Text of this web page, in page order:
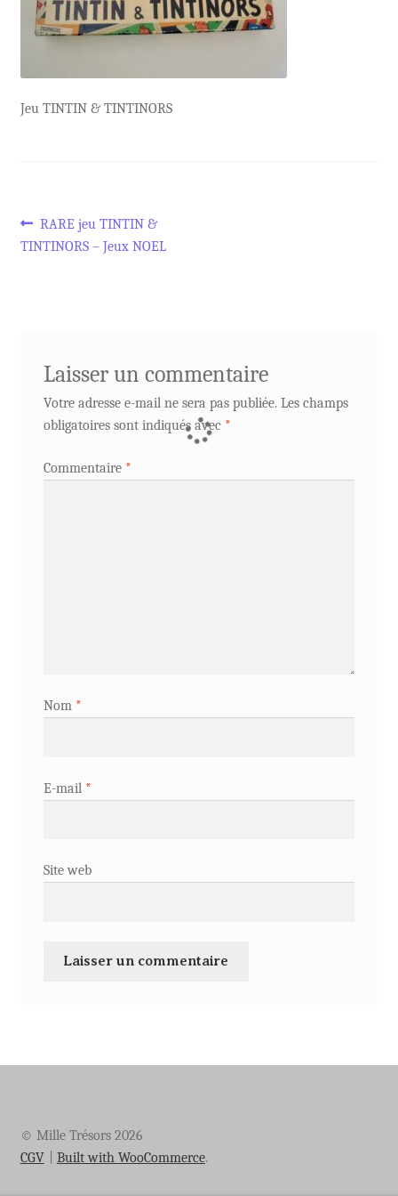
Jeu TINTIN & TINTINORS
Navigation
Article
précédent :
RARE jeu TINTIN &
TINTINORS – Jeux NOEL
Laisser un commentaire
Votre adresse e-mail ne sera pas publiée. Les champs
obligatoires sont indiqués avec *
Commentaire *
Nom *
E-mail *
Site web
© Mille Trésors 2026
CGV
Built with WooCommerce.